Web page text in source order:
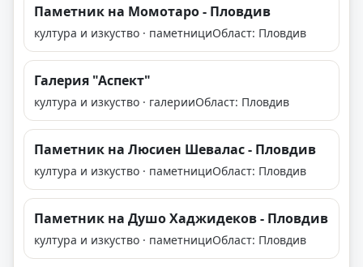
Паметник на Момотаро - Пловдив
култура и изкуство · паметнициОбласт: Пловдив
Галерия "Аспект"
култура и изкуство · галерииОбласт: Пловдив
Паметник на Люсиен Шевалас - Пловдив
култура и изкуство · паметнициОбласт: Пловдив
Паметник на Душо Хаджидеков - Пловдив
култура и изкуство · паметнициОбласт: Пловдив